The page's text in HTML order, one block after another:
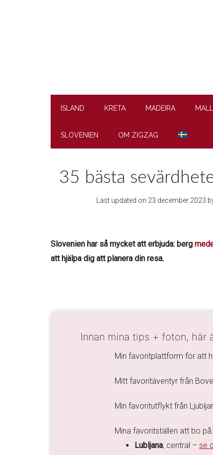
ISLAND KRETA MADEIRA
SLOVENIEN OM ZIGZAG
35 bästa
Last updated on 23 december 2023
Slovenien har så mycket att erbjuda: berg
att hjälpa dig att planera din resa.
Innan mina tips + foton, här
Min favoritplattform för att
Mitt favoritäventyr från
Min favoritutflykt från
Mina favoritställen att bo på:
Lubljana, central – se